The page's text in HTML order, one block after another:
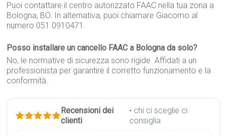
Puoi contattare il centro autorizzato FAAC nella tua zona a
Bologna, BO. In alternativa, puoi chiamare Giacomo al
numero 051 0910471.
Posso installare un cancello FAAC a Bologna da solo?
No, le normative di sicurezza sono rigide. Affidati a un
professionista per garantire il corretto funzionamento e la
conformità.
Recensioni dei
clienti
• chi ci sceglie ci
consiglia